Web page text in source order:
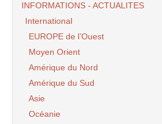
INFORMATIONS - ACTUALITES
International
EUROPE de l’Ouest
Moyen Orient
Amérique du Nord
Amérique du Sud
Asie
Océanie